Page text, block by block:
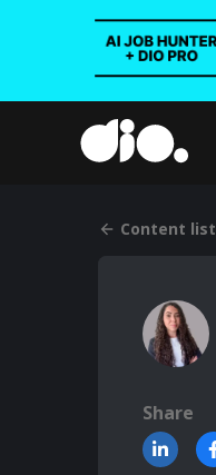
Content list
Share